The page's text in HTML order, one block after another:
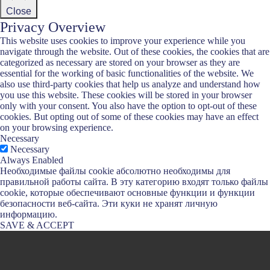
Close
Privacy Overview
This website uses cookies to improve your experience while you
navigate through the website. Out of these cookies, the cookies that are
categorized as necessary are stored on your browser as they are
essential for the working of basic functionalities of the website. We
also use third-party cookies that help us analyze and understand how
you use this website. These cookies will be stored in your browser
only with your consent. You also have the option to opt-out of these
cookies. But opting out of some of these cookies may have an effect
on your browsing experience.
Necessary
Necessary
Always Enabled
Необходимые файлы cookie абсолютно необходимы для
правильной работы сайта. В эту категорию входят только файлы
cookie, которые обеспечивают основные функции и функции
безопасности веб-сайта. Эти куки не хранят личную
информацию.
SAVE & ACCEPT